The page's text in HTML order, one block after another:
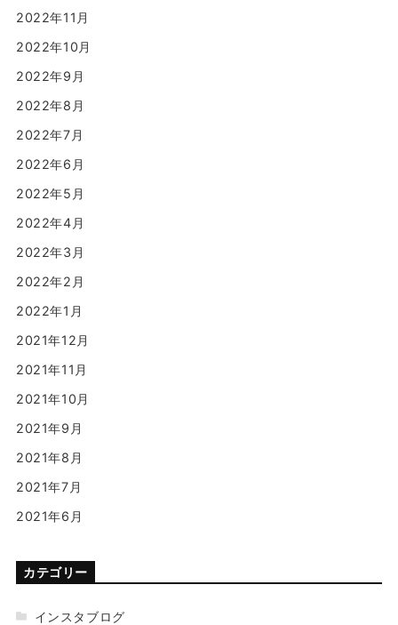
2022年11月
2022年10月
2022年9月
2022年8月
2022年7月
2022年6月
2022年5月
2022年4月
2022年3月
2022年2月
2022年1月
2021年12月
2021年11月
2021年10月
2021年9月
2021年8月
2021年7月
2021年6月
カテゴリー
インスタブログ